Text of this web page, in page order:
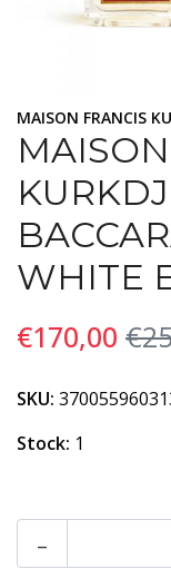
MAISON FRANCIS
WHITE
€170,00
SKU:
Stock: 1
-